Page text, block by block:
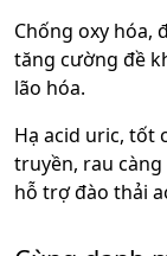
Chống oxy hóa,
tăng cường đề
lão hóa.
Hạ acid uric, tốt
truyền, rau
hỗ trợ đào thải